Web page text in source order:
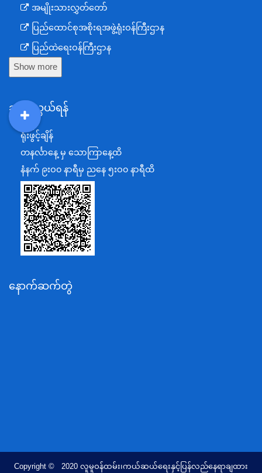
အမျိုးသားလွှတ်တော်
ပြည်ထောင်စုအစိုးရအဖွဲ့ရုံးဝန်ကြီးဌာန
ပြည်ထဲရေးဝန်ကြီးဌာန
ကာကွယ်ရေးဝန်ကြီးဌာန
စီမံကိန်း၊ဘဏ္ဍာရေးနှင့်စက်မှုဝန်ကြီးဌာန
ရင်းနှီးမြှုပ်နှံမှုနှင့် နိုင်ငံခြားစီးပွားဆက်သွယ်ရေးဝန်ကြီးဌာန
အပြည်ပြည်ဆိုင်ရာပူးပေါင်းဆောင်ရွက်ရေးဝန်ကြီးဌာန
ပြန်ကြားရေးဝန်ကြီးဌာန
သာသနာရေးနှင့် ယဉ်ကျေးမှုဝန်ကြီးဌာန
စိုက်ပျိုးရေး၊မွေးမြူရေးနှင့်ဆည်မြောင်းဝန်ကြီးဌာန
ပို့ဆောင်ရေးနှင့်ဆက်သွယ်ရေးဝန်ကြီးဌာန
သယံဇာတနှင့်ပတ်ဝန်းကျင်ထိန်းသိမ်းရေးဝန်ကြီးဌာန
အလုပ်သမား၊လူဝင်မှုကြီးကြပ်ရေးနှင့်ပြည်သူ့အင်အား
တိုင်းရင်းသားလူမျိုးရေးရာဝန်ကြီးဌာန
Show more
ဆက်သွယ်ရန်
ရုံးဖွင့်ချိန်
တနင်္လာနေ့ မှ သောကြာနေ့ထိ
နံနက် ၉းဝ၀ နာရီမှ ညနေ ၅းဝ၀ နာရီထိ
နောက်ဆက်တွဲ
Copyright © 2020 လူမူဝန်ထမ်း၊ကယ်ဆယ်ရေးနှင့်ပြန်လည်နေရာချထား